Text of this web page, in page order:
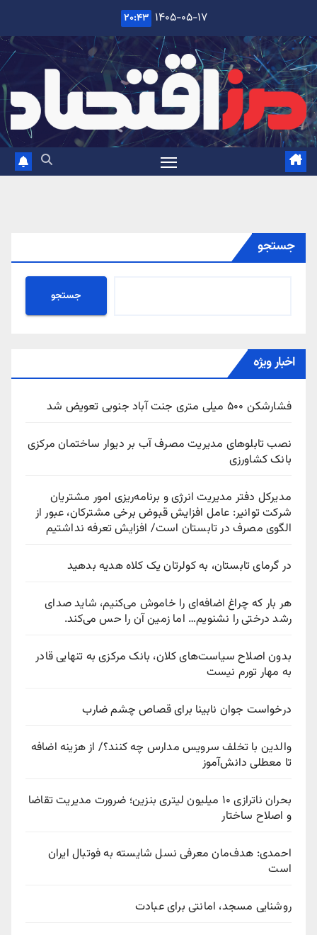
content
۱۴۰۵-۰۵-۱۷ ۲۰:۴۳
جستجو
جستجو
اخبار ویژه
فشارشکن ۵۰۰ میلی متری جنت آباد جنوبی تعویض شد
نصب تابلوهای مدیریت مصرف آب بر دیوار ساختمان مرکزی
بانک کشاورزی
مدیرکل دفتر مدیریت انرژی و برنامه‌ریزی امور مشتریان
شرکت توانیر: عامل افزایش قبوض برخی مشترکان، عبور از
الگوی مصرف در تابستان است/ افزایش تعرفه نداشتیم
در گرمای تابستان، به کولرتان یک کلاه هدیه بدهید
هر بار که چراغ اضافه‌ای را خاموش می‌کنیم، شاید صدای
رشد درختی را نشنویم… اما زمین آن را حس می‌کند.
بدون اصلاح سیاست‌های کلان، بانک مرکزی به تنهایی قادر
به مهار تورم نیست
درخواست جوان نابینا برای قصاص چشم ضارب
والدین با تخلف سرویس مدارس چه کنند؟/ از هزینه اضافه
تا معطلی دانش‌آموز
بحران ناترازی ۱۰ میلیون لیتری بنزین؛ ضرورت مدیریت تقاضا
و اصلاح ساختار
احمدی: هدف‌مان معرفی نسل شایسته به فوتبال ایران
است
روشنایی مسجد، امانتی برای عبادت